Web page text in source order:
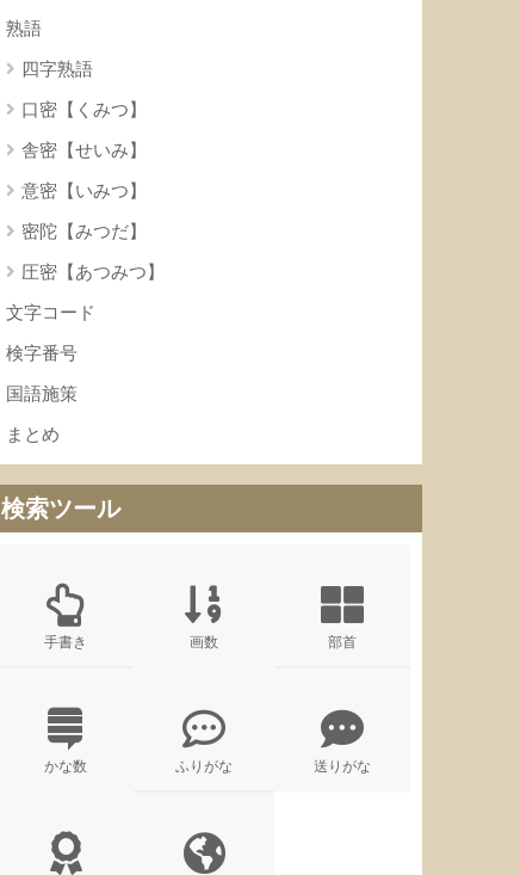
熟語
四字熟語
口密【くみつ】
舎密【せいみ】
意密【いみつ】
密陀【みつだ】
圧密【あつみつ】
文字コード
検字番号
国語施策
まとめ
検索ツール
手書き 画数 部首
かな数 ふりがな 送りがな